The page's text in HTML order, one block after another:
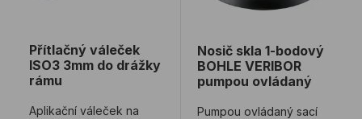
Přítlačný váleček
ISO3 3mm do drážky
rámu
Aplikační váleček na
Nosič skla 1-bodový
BOHLE VERIBOR
pumpou ovládaný
Pumpou ovládaný sací